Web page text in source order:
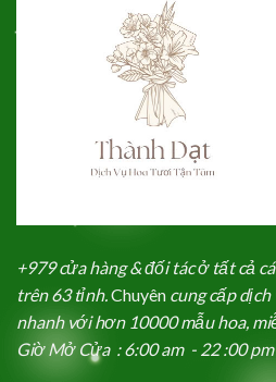
+979 cửa hàng & đối tác ở tất cả
trên 63 tỉnh.Chuyên cung cấp
nhanh với hơn 10000 mẫu hoa,
Giờ Mở Cửa : 6:00 am - 22 :00 pm